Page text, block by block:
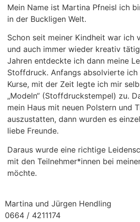
Mein Name ist Martina Pfneisl ich
in der Buckligen Welt.
Schon seit meiner Kindheit war ich
und auch immer wieder kreativ
Jahren entdeckte ich dann meine
Stoffdruck. Anfangs absolvierte ich
Kurse, mit der Zeit legte ich mir
„Modeln“ (Stoffdruckstempel) zu.
mein Haus mit neuen Polstern und
auszustatten, dann wurden es
liebe Freunde.
Daraus wurde eine richtige
mit den Teilnehmer*innen bei
möchte.
Martina und Jürgen Hendling
0664 / 4211174